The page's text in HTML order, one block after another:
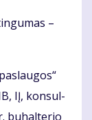
–
IĮ, kon­sul­
bu­hal­te­rio